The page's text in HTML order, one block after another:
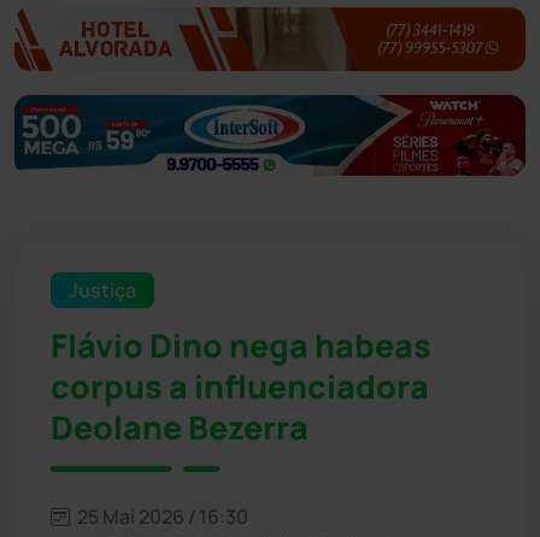
Justiça
Flávio Dino nega habeas
corpus a influenciadora
Deolane Bezerra
25 Mai 2026 / 16:30